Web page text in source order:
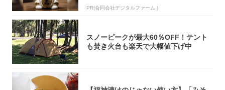
PR(合同会社デジタルファーム )
スノーピークが最大60％OFF！テント
も焚き火台も楽天で大幅値下げ中